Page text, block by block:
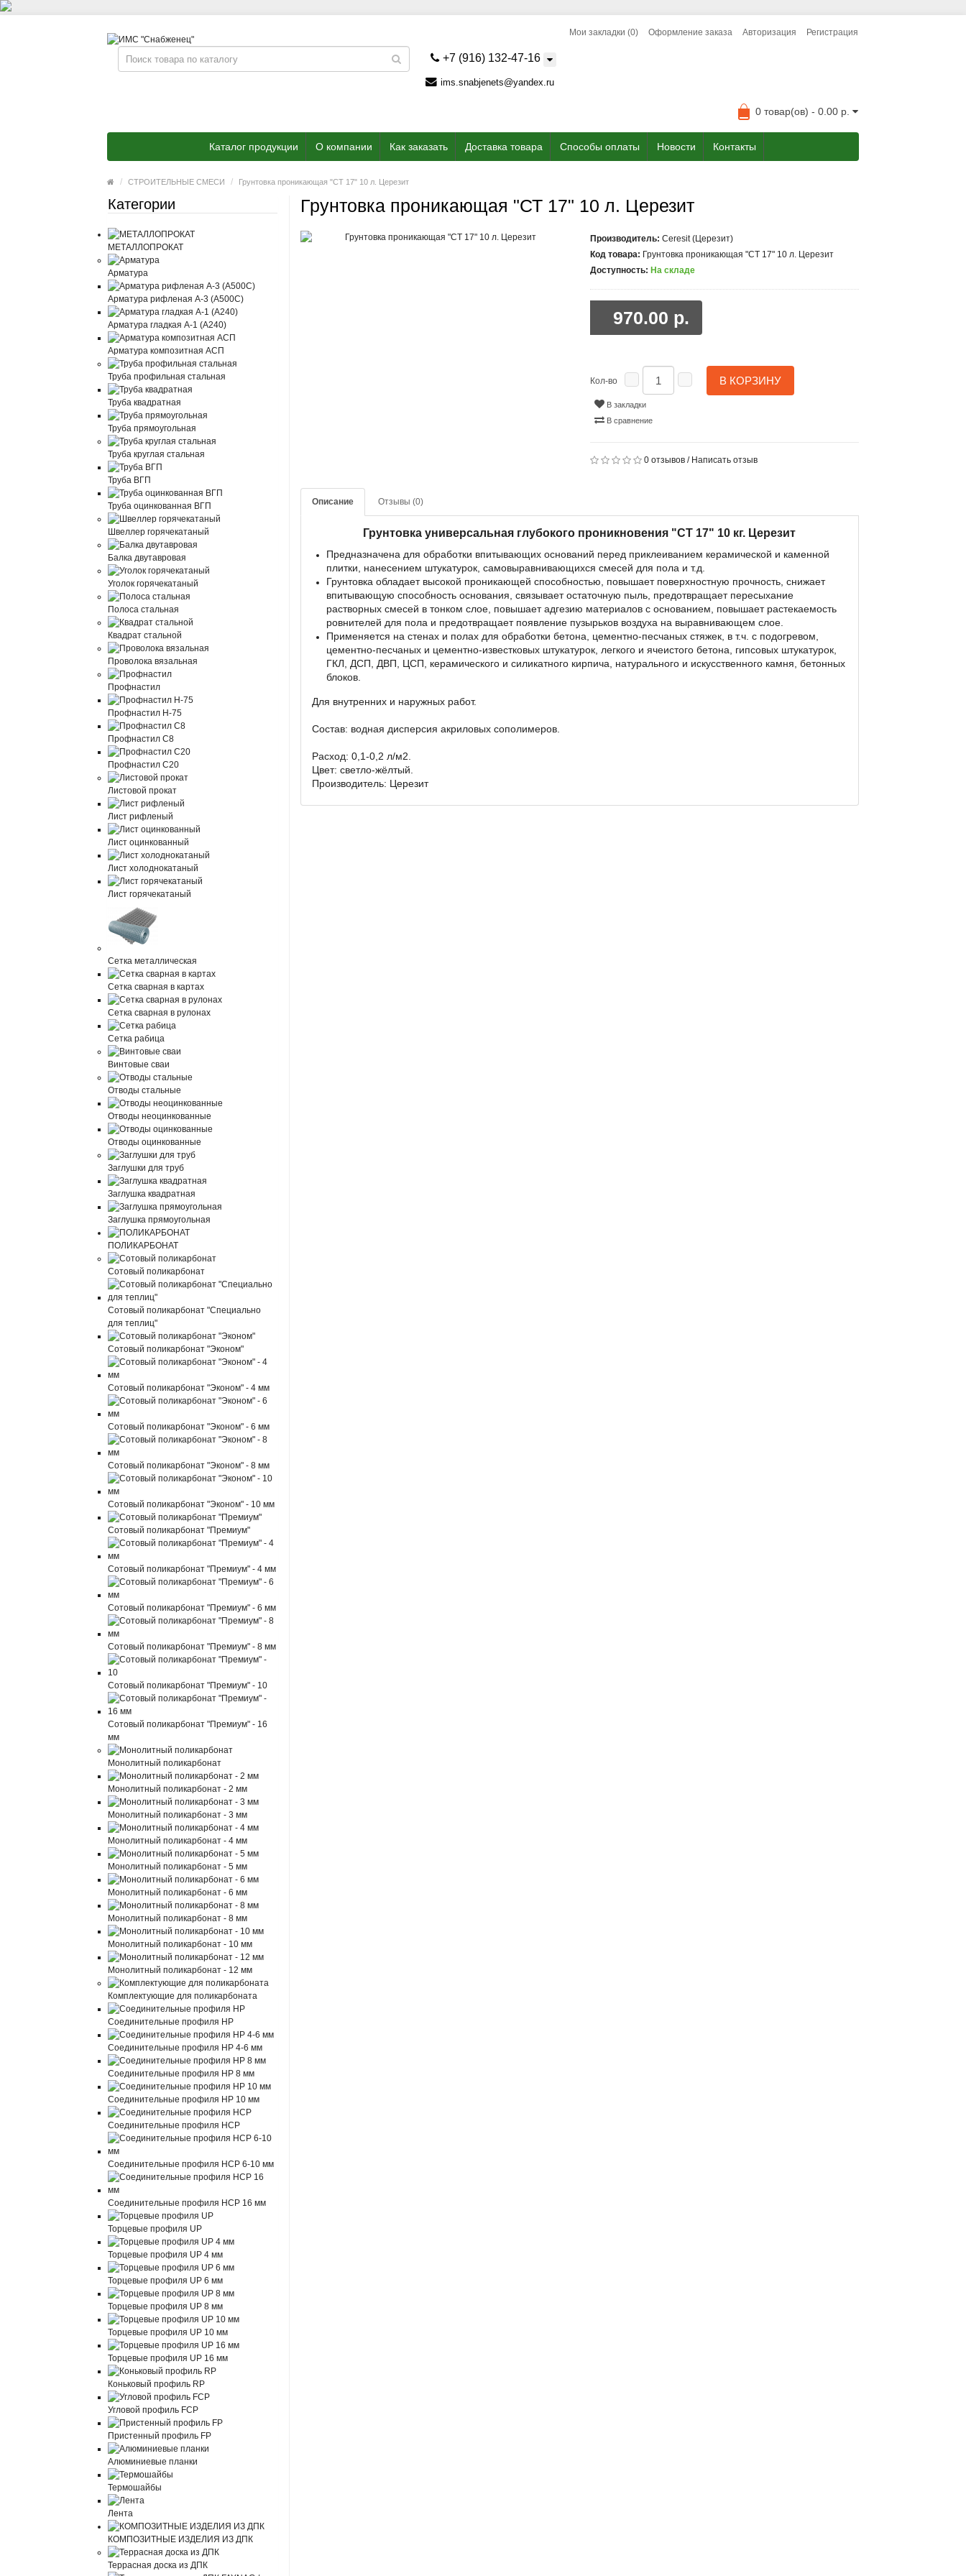
Авторизация Регистрация
Мои закладки (0) Оформление заказа
+7 (916) 132-47-16
ims.snabjenets@yandex.ru
0 товар(ов) - 0.00 р.
Каталог продукции О компании Как заказать Доставка товара Способы оплаты Новости Контакты
СТРОИТЕЛЬНЫЕ СМЕСИ Грунтовка проникающая "СТ 17" 10 л. Церезит
Категории
МЕТАЛЛОПРОКАТ
Арматура
Арматура рифленая А-3 (А500С)
Арматура гладкая А-1 (А240)
Арматура композитная АСП
Труба профильная стальная
Труба квадратная
Труба прямоугольная
Труба круглая стальная
Труба ВГП
Труба оцинкованная ВГП
Швеллер горячекатаный
Балка двутавровая
Уголок горячекатаный
Полоса стальная
Квадрат стальной
Проволока вязальная
Профнастил
Профнастил Н-75
Профнастил С8
Профнастил С20
Листовой прокат
Лист рифленый
Лист оцинкованный
Лист холоднокатаный
Лист горячекатаный
Сетка металлическая
Сетка сварная в картах
Сетка сварная в рулонах
Сетка рабица
Винтовые сваи
Отводы стальные
Отводы неоцинкованные
Отводы оцинкованные
Заглушки для труб
Заглушка квадратная
Заглушка прямоугольная
ПОЛИКАРБОНАТ
Сотовый поликарбонат
Сотовый поликарбонат "Специально
для теплиц"
Сотовый поликарбонат "Эконом"
Сотовый поликарбонат "Эконом" - 4 мм
Сотовый поликарбонат "Эконом" - 6 мм
Сотовый поликарбонат "Эконом" - 8 мм
Сотовый поликарбонат "Эконом" - 10 мм
Сотовый поликарбонат "Премиум"
Сотовый поликарбонат "Премиум" - 4 мм
Сотовый поликарбонат "Премиум" - 6 мм
Сотовый поликарбонат "Премиум" - 8 мм
Сотовый поликарбонат "Премиум" - 10
Сотовый поликарбонат "Премиум" - 16
мм
Монолитный поликарбонат
Монолитный поликарбонат - 2 мм
Монолитный поликарбонат - 3 мм
Монолитный поликарбонат - 4 мм
Монолитный поликарбонат - 5 мм
Монолитный поликарбонат - 6 мм
Монолитный поликарбонат - 8 мм
Монолитный поликарбонат - 10 мм
Монолитный поликарбонат - 12 мм
Комплектующие для поликарбоната
Соединительные профиля HP
Соединительные профиля HP 4-6 мм
Соединительные профиля HP 8 мм
Соединительные профиля HP 10 мм
Соединительные профиля HCP
Соединительные профиля HCP 6-10 мм
Соединительные профиля HCP 16 мм
Торцевые профиля UP
Торцевые профиля UP 4 мм
Торцевые профиля UP 6 мм
Торцевые профиля UP 8 мм
Торцевые профиля UP 10 мм
Торцевые профиля UP 16 мм
Коньковый профиль RP
Угловой профиль FCP
Пристенный профиль FP
Алюминиевые планки
Термошайбы
Лента
КОМПОЗИТНЫЕ ИЗДЕЛИЯ ИЗ ДПК
Террасная доска из ДПК
Грунтовка проникающая "СТ 17" 10 л. Церезит
Производитель: Ceresit (Церезит)
Код товара: Грунтовка проникающая "СТ 17" 10 л. Церезит
Доступность: На складе
970.00 р.
Кол-во В КОРЗИНУ
В закладки
В сравнение
0 отзывов / Написать отзыв
Описание Отзывы (0)
Грунтовка универсальная глубокого проникновения "СТ 17" 10 кг. Церезит
Предназначена для обработки впитывающих оснований перед приклеиванием керамической и каменной
плитки, нанесением штукатурок, самовыравнивающихся смесей для пола и т.д.
Грунтовка обладает высокой проникающей способностью, повышает поверхностную прочность, снижает
впитывающую способность основания, связывает остаточную пыль, предотвращает пересыхание
растворных смесей в тонком слое, повышает адгезию материалов с основанием, повышает растекаемость
ровнителей для пола и предотвращает появление пузырьков воздуха на выравнивающем слое.
Применяется на стенах и полах для обработки бетона, цементно-песчаных стяжек, в т.ч. с подогревом,
цементно-песчаных и цементно-известковых штукатурок, легкого и ячеистого бетона, гипсовых штукатурок,
ГКЛ, ДСП, ДВП, ЦСП, керамического и силикатного кирпича, натурального и искусственного камня, бетонных
блоков.
Для внутренних и наружных работ.
Состав: водная дисперсия акриловых сополимеров.
Расход: 0,1-0,2 л/м2.
Цвет: светло-жёлтый.
Производитель: Церезит